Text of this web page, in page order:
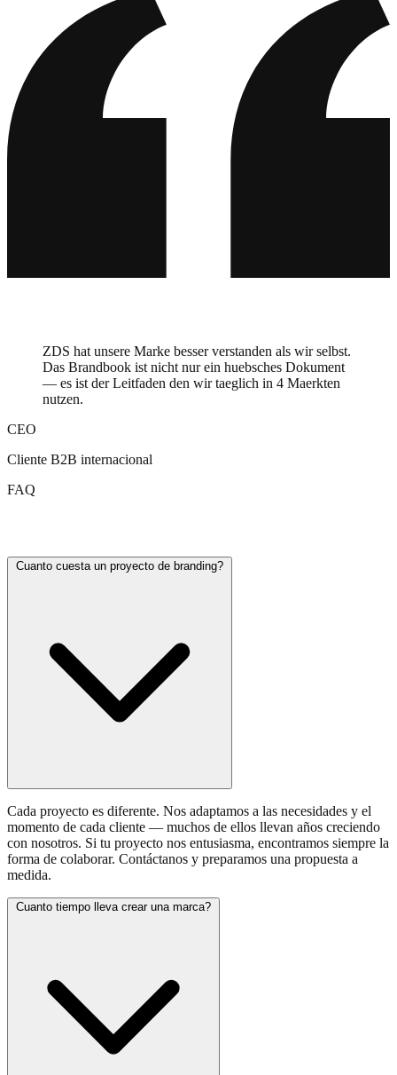
ZDS hat unsere Marke besser verstanden als wir selbst.
Das Brandbook ist nicht nur ein huebsches Dokument
— es ist der Leitfaden den wir taeglich in 4 Maerkten
nutzen.
CEO
Cliente B2B internacional
FAQ
Cuanto cuesta un proyecto de branding?
Cada proyecto es diferente. Nos adaptamos a las necesidades y el
momento de cada cliente — muchos de ellos llevan años creciendo
con nosotros. Si tu proyecto nos entusiasma, encontramos siempre la
forma de colaborar. Contáctanos y preparamos una propuesta a
medida.
Cuanto tiempo lleva crear una marca?